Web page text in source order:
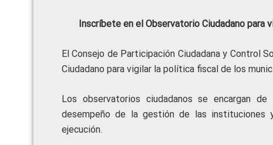
Inscríbete en el Observatorio Ciudadano para
El Consejo de Participación Ciudadana y Control
Ciudadano para vigilar la política fiscal de los
Los observatorios ciudadanos se encargan
desempeño de la gestión de las instituciones
ejecución.